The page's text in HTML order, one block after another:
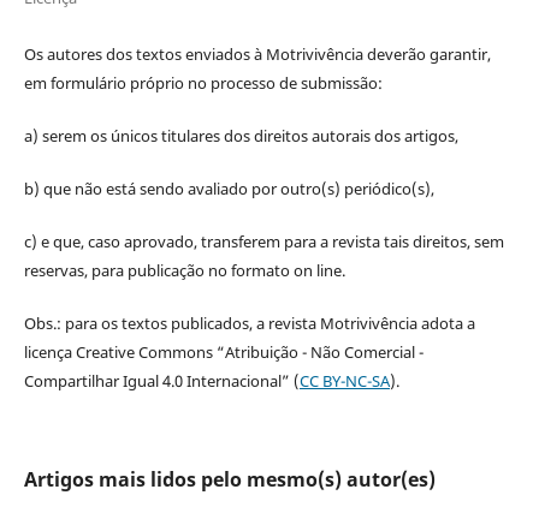
Os autores dos textos enviados à Motrivivência deverão garantir,
em formulário próprio no processo de submissão:
a) serem os únicos titulares dos direitos autorais dos artigos,
b) que não está sendo avaliado por outro(s) periódico(s),
c) e que, caso aprovado, transferem para a revista tais direitos, sem
reservas, para publicação no formato on line.
Obs.: para os textos publicados, a revista Motrivivência adota a
licença Creative Commons “Atribuição - Não Comercial -
Compartilhar Igual 4.0 Internacional” (CC BY-NC-SA).
Artigos mais lidos pelo mesmo(s) autor(es)